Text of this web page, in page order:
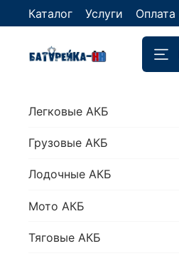
Каталог Услуги Оплата
Легковые АКБ
Грузовые АКБ
Лодочные АКБ
Мото АКБ
Тяговые АКБ